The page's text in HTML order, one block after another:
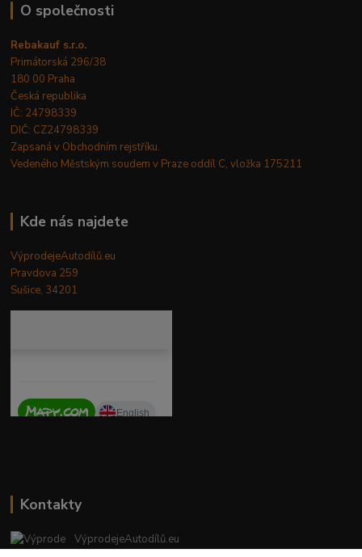
O společnosti
Rebakauf s.r.o.
Primátorská 296/38
180 00 Praha
Česká republika
IČ: 24798339
DIČ: CZ24798339
Zapsaná v Obchodním rejstříku.
Vedeného Městským soudem v Praze oddíl C, vložka 175211
Kde nás najdete
VýprodejeAutodílů.eu
Pravdova 259
Sušice, 34201
Kontakty
VýprodejeAutodílů.eu